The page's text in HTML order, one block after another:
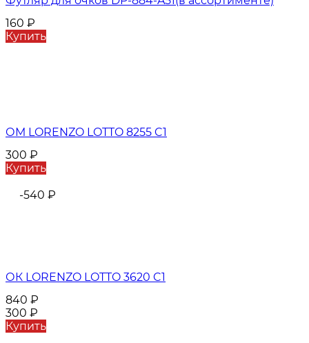
160 ₽
Купить
ОМ LORENZO LOTTO 8255 C1
300 ₽
Купить
-540 ₽
ОК LORENZO LOTTO 3620 C1
840 ₽
300 ₽
Купить